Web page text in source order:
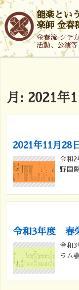
能楽とい
楽師 金春
金春流 シテ
活動、公演
月: 2021年
2021年11月28
令和
野国
れ
声
田
令和3年度 春
令和
ラム
能